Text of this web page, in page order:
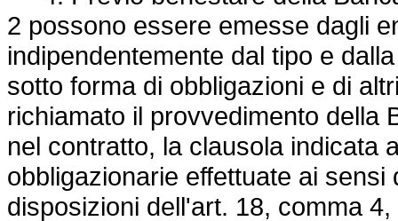
2 possono essere emesse dagli
indipendentemente dal tipo e
sotto forma di obbligazioni e di
richiamato il provvedimento della
nel contratto, la clausola indicata
obbligazionarie effettuate ai
disposizioni dell'art. 18, comma